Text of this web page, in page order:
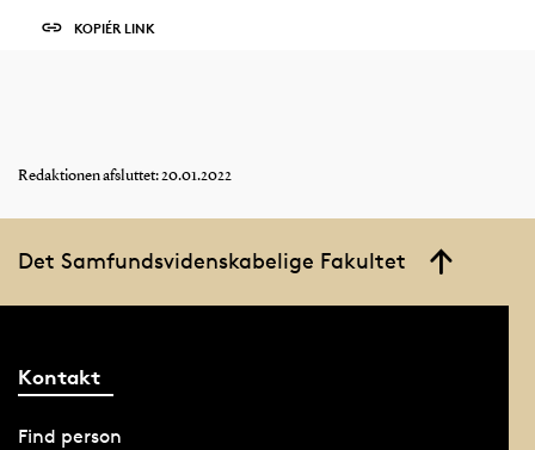
KOPIÉR LINK
Redaktionen afsluttet: 20.01.2022
Det Samfundsvidenskabelige Fakultet
Kontakt
Find person